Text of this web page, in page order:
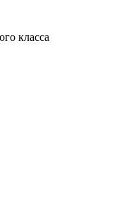
класса